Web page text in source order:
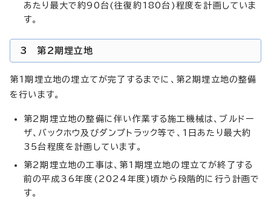
あたり最大で約90台(往復約180台)程度を計画していま
す。
3 第2期埋立地
第1期埋立地の埋立てが完了するまでに、第2期埋立地の整備
を行います。
第2期埋立地の整備に伴い作業する施工機械は、ブルドー
ザ、バックホウ及びダンプトラック等で、1日あたり最大約
35台程度を計画しています。
第2期埋立地の工事は、第1期埋立地の埋立てが終了する
前の平成36年度(2024年度)頃から段階的に行う計画で
す。